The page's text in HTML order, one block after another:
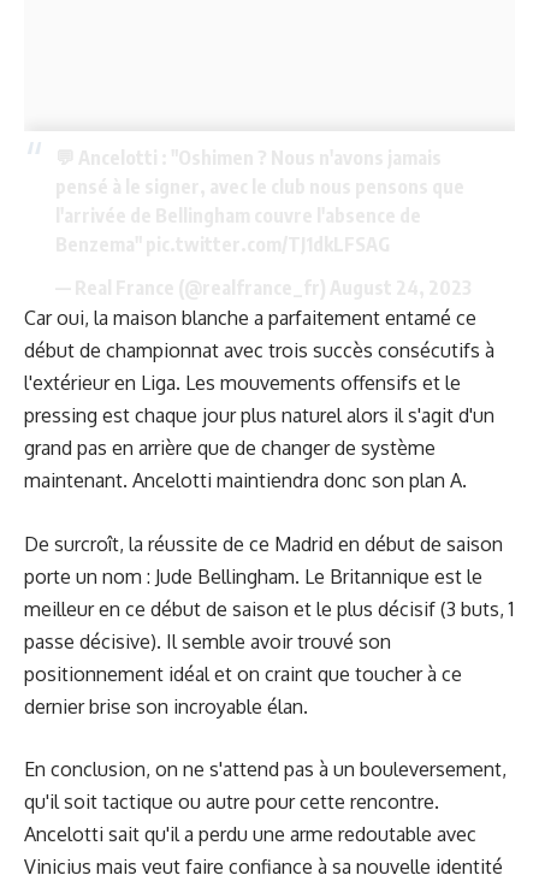
Car oui, la maison blanche a parfaitement entamé ce
début de championnat avec trois succès consécutifs à
l'extérieur en Liga. Les mouvements offensifs et le
pressing est chaque jour plus naturel alors il s'agit d'un
grand pas en arrière que de changer de système
maintenant. Ancelotti maintiendra donc son plan A.
De surcroît, la réussite de ce Madrid en début de saison
porte un nom : Jude Bellingham. Le Britannique est le
meilleur en ce début de saison et le plus décisif (3 buts, 1
passe décisive). Il semble avoir trouvé son
positionnement idéal et on craint que toucher à ce
dernier brise son incroyable élan.
En conclusion, on ne s'attend pas à un bouleversement,
qu'il soit tactique ou autre pour cette rencontre.
Ancelotti sait qu'il a perdu une arme redoutable avec
Vinicius mais veut faire confiance à sa nouvelle identité